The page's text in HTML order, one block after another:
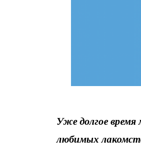
Уже долгое
любимых